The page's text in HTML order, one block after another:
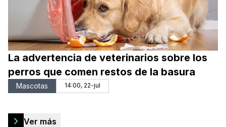
La advertencia de veterinarios sobre los
perros que comen restos de la basura
Mascotas 14:00, 22-jul
Ver más